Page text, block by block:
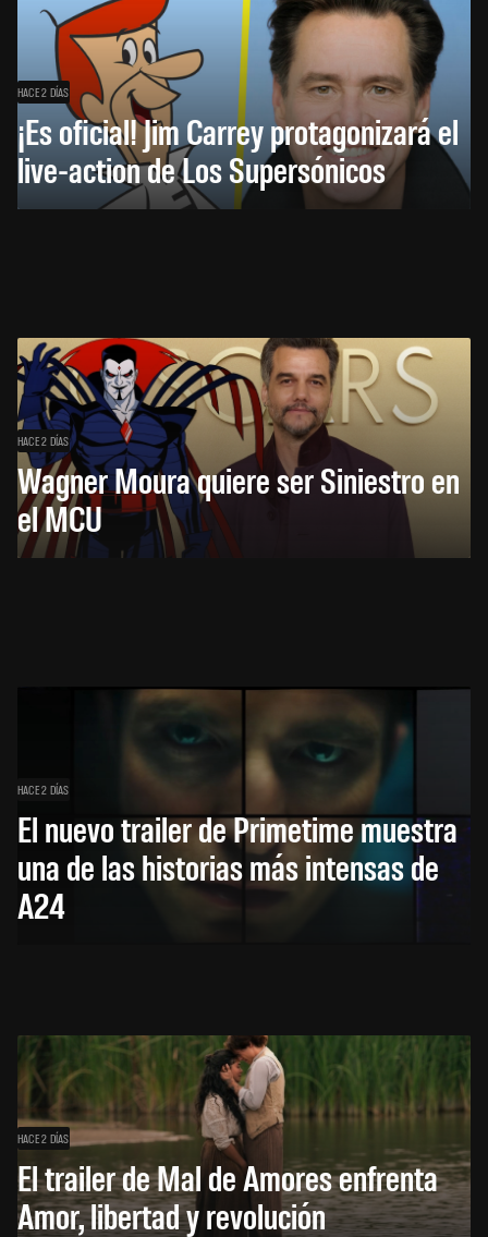
HACE 2 DÍAS
¡Es oficial! Jim Carrey protagonizará el
live-action de Los Supersónicos
HACE 2 DÍAS
Wagner Moura quiere ser Siniestro en
el MCU
HACE 2 DÍAS
El nuevo trailer de Primetime muestra
una de las historias más intensas de
A24
HACE 2 DÍAS
El trailer de Mal de Amores enfrenta
Amor, libertad y revolución